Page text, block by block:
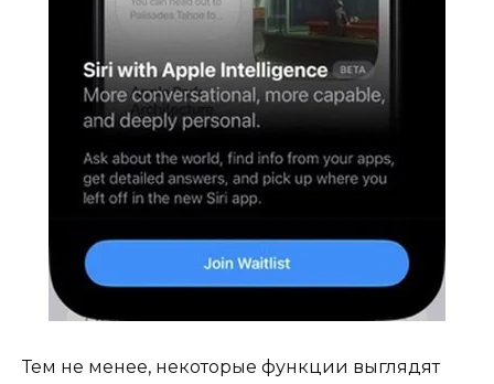
Тем не менее, некоторые функции выглядят